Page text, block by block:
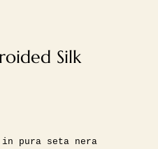
Silk
in pura seta nera